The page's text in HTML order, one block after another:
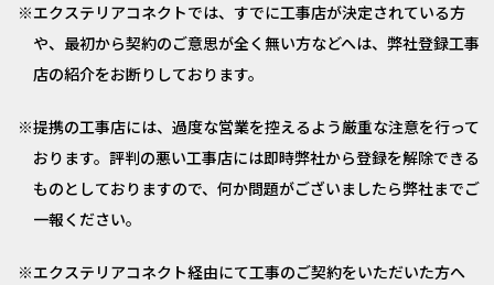
エクステリアコネクトでは、すでに工事店が決定されている方
や、最初から契約のご意思が全く無い方などへは、弊社登録工事
店の紹介をお断りしております。
提携の工事店には、過度な営業を控えるよう厳重な注意を行って
おります。評判の悪い工事店には即時弊社から登録を解除できる
ものとしておりますので、何か問題がございましたら弊社までご
一報ください。
エクステリアコネクト経由にて工事のご契約をいただいた方へ